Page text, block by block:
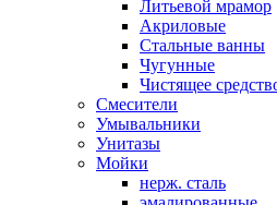
Литьевой мрамор
Акриловые
Стальные ванны
Чугунные
Чистящее
Смесители
Умывальники
Унитазы
Мойки
нерж. сталь